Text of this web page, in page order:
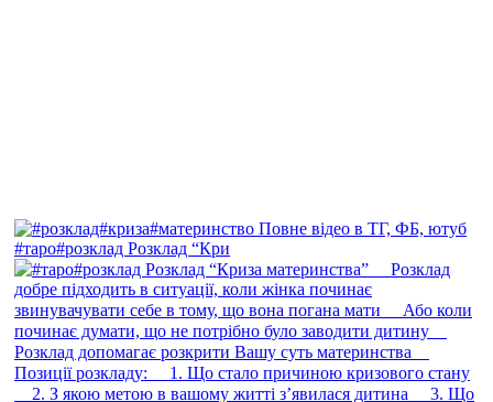
#таро#розклад Розклад “Кри